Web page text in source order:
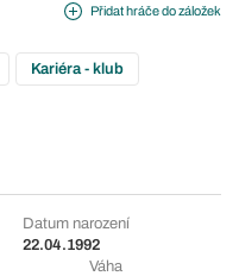
Přidat hráče do záložek
Kariéra - klub
Datum narození
22.04.1992
Váha